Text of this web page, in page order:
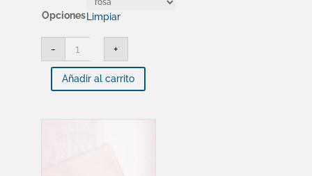
Opciones Limpiar
-
MUNAMI
Cambiadores
Antivuelco
cantidad
+
Añadir al carrito